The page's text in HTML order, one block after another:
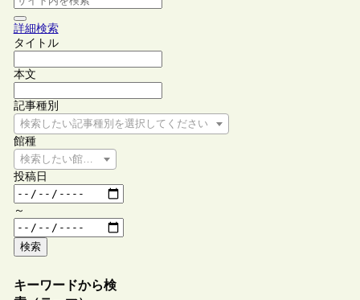
詳細検索
タイトル
本文
記事種別
検索したい記事種別を選択してください
館種
検索したい館種を選択してください
投稿日
～
検索
キーワードから検